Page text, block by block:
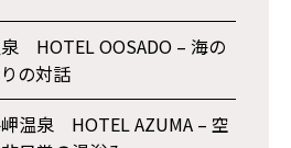
HOTEL OOSADO – 海の
の対話
温泉 HOTEL AZUMA – 空